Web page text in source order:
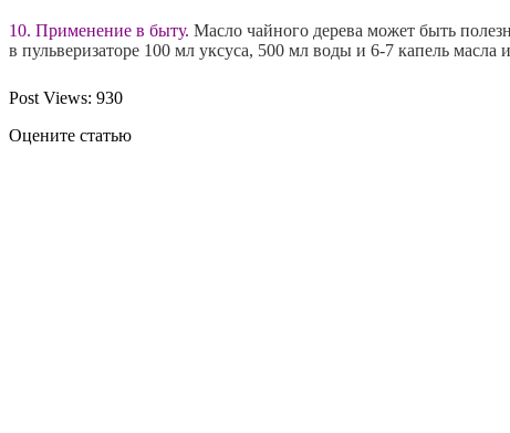
10. Применение в быту. Масло чайного дерева может быть
в пульверизаторе 100 мл уксуса, 500 мл воды и 6-7 капель
Post Views: 930
Оцените статью